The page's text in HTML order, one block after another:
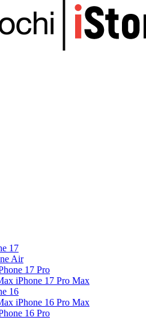
17
Air
17 Pro
iPhone 17 Pro Max
16
iPhone 16 Pro Max
16 Pro